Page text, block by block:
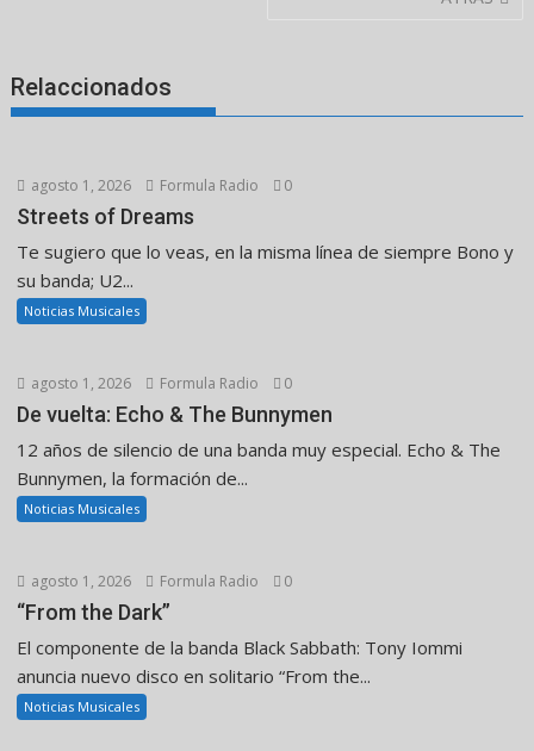
Relaccionados
agosto 1, 2026 Formula Radio 0
Streets of Dreams
Te sugiero que lo veas, en la misma línea de siempre Bono y
su banda; U2...
Noticias Musicales
agosto 1, 2026 Formula Radio 0
De vuelta: Echo & The Bunnymen
12 años de silencio de una banda muy especial. Echo & The
Bunnymen, la formación de...
Noticias Musicales
agosto 1, 2026 Formula Radio 0
“From the Dark”
El componente de la banda Black Sabbath: Tony Iommi
anuncia nuevo disco en solitario “From the...
Noticias Musicales